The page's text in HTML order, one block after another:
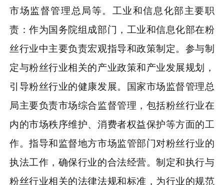
市场监督管理总局等。工业和信息化部主要职
责：作为国务院组成部门，工业和信息化部在粉
丝行业中主要负责宏观指导和政策制定。参与制
定与粉丝行业相关的产业政策和产业发展规划，
引导粉丝行业的健康发展。国家市场监督管理总
局主要负责市场综合监督管理，包括粉丝行业在
内的市场秩序维护、消费者权益保护等方面的工
作。指导和监督地方市场监管部门对粉丝行业的
执法工作，确保行业的合法经营。制定和执行与
粉丝行业相关的法律法规和标准，为行业的规范